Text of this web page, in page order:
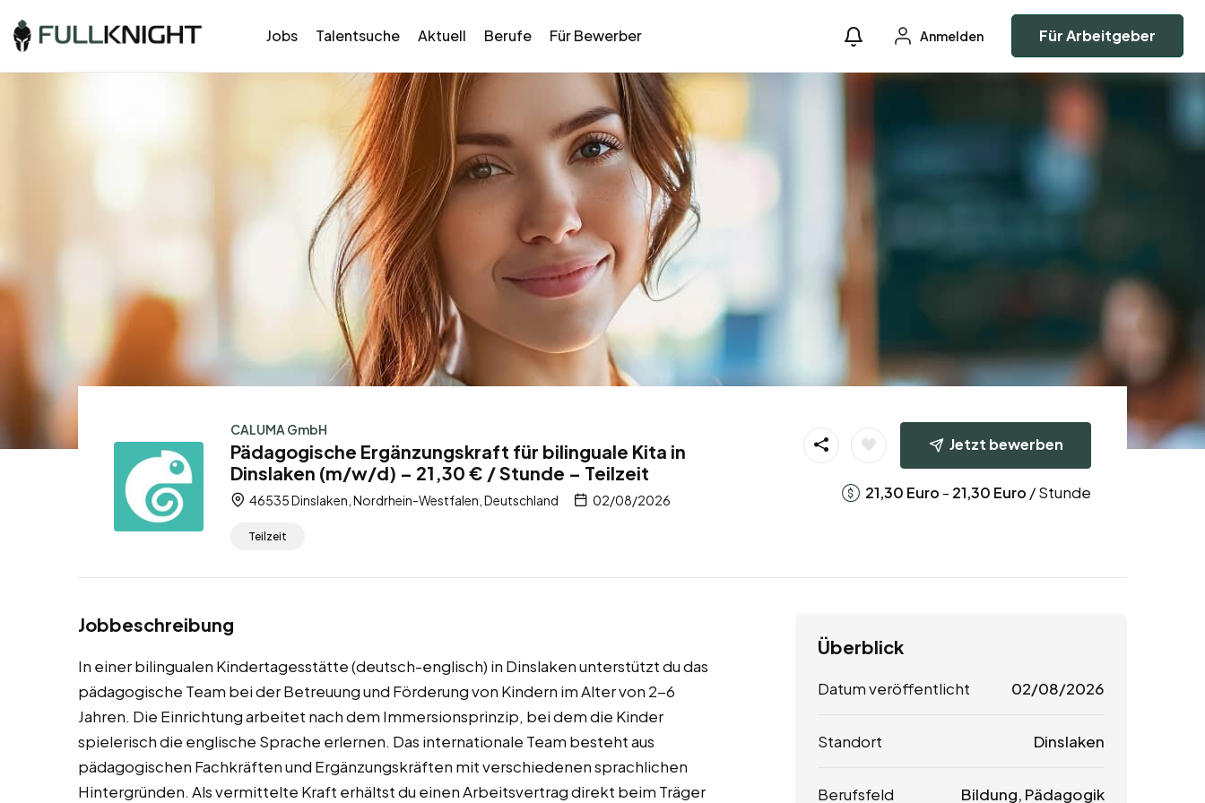
Jobs Talentsuche Aktuell Berufe Für Bewerber Anmelden Für Arbeitgeber
CALUMA GmbH
Pädagogische Ergänzungskraft für bilinguale Kita in
Dinslaken (m/w/d) – 21,30 € / Stunde – Teilzeit
46535 Dinslaken, Nordrhein-Westfalen, Deutschland 02/08/2026
Teilzeit
Jetzt bewerben
21,30 Euro - 21,30 Euro / Stunde
Jobbeschreibung
In einer bilingualen Kindertagesstätte (deutsch-englisch) in Dinslaken unterstützt du das
pädagogische Team bei der Betreuung und Förderung von Kindern im Alter von 2-6
Jahren. Die Einrichtung arbeitet nach dem Immersionsprinzip, bei dem die Kinder
spielerisch die englische Sprache erlernen. Das internationale Team besteht aus
pädagogischen Fachkräften und Ergänzungskräften mit verschiedenen sprachlichen
Hintergründen. Als vermittelte Kraft erhältst du einen Arbeitsvertrag direkt beim Träger
Überblick
Datum veröffentlicht 02/08/2026
Standort Dinslaken
Berufsfeld Bildung, Pädagogik